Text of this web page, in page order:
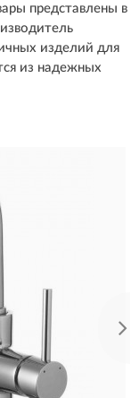
представлены в
изделий для
из надежных